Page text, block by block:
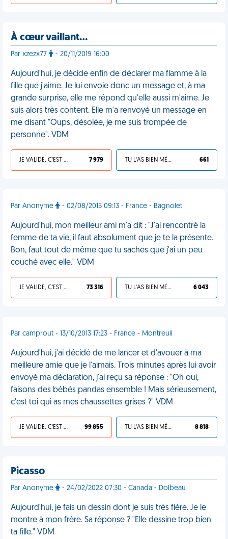
À cœur vaillant…
Par xzezx77 - 20/11/2019 16:00
Aujourd'hui, je décide enfin de déclarer ma flamme à la
fille que j'aime. Je lui envoie donc un message et, à ma
grande surprise, elle me répond qu'elle aussi m'aime. Je
suis alors très content. Elle m'a renvoyé un message en
me disant "Oups, désolée, je me suis trompée de
personne". VDM
JE VALIDE, C'EST UNE VDM 7 979 TU L'AS BIEN MÉRITÉ 661
Par Anonyme - 02/08/2015 09:13 - France - Bagnolet
Aujourd'hui, mon meilleur ami m'a dit : "J'ai rencontré la
femme de ta vie, il faut absolument que je te la présente.
Bon, faut tout de même que tu saches que j'ai un peu
couché avec elle." VDM
JE VALIDE, C'EST UNE VDM 73 316 TU L'AS BIEN MÉRITÉ 6 043
Par camprout - 13/10/2013 17:23 - France - Montreuil
Aujourd'hui, j'ai décidé de me lancer et d'avouer à ma
meilleure amie que je l'aimais. Trois minutes après lui avoir
envoyé ma déclaration, j'ai reçu sa réponse : "Oh oui,
faisons des bébés pandas ensemble ! Mais sérieusement,
c'est toi qui as mes chaussettes grises ?" VDM
JE VALIDE, C'EST UNE VDM 99 855 TU L'AS BIEN MÉRITÉ 8 818
Picasso
Par Anonyme - 24/02/2022 07:30 - Canada - Dolbeau
Aujourd'hui, je fais un dessin dont je suis très fière. Je le
montre à mon frère. Sa réponse ? "Elle dessine trop bien
ta fille." VDM